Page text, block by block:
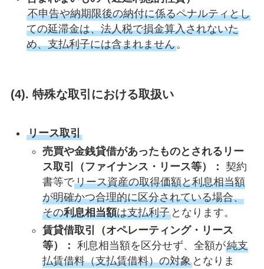
不申告や納期限後の納付に係るペナルティとし
ての延滞金は、法人税で損金算入されないた
め、支払利子には含まれません。
(4). 特殊な取引における取扱い
リース取引
売買や金銭貸借があったものとされるリー
ス取引（ファイナンス・リース等）： 契約
書等でリース資産の取得価額と利息相当額
が明確かつ合理的に区分されている場合、
その利息相当額は支払利子となります。
賃貸借取引（オペレーティング・リース
等）： 利息相当額を区分せず、全額が純支
払賃借料（支払賃借料）の対象となりま